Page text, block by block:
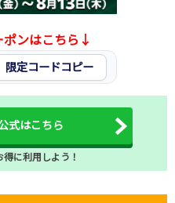
ポンはこちら↓
限定コードコピー
式はこちら
に利用しよう！